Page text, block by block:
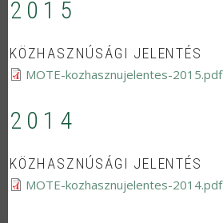
2015
KÖZHASZNÚSÁGI JELENTÉS
MOTE-kozhasznujelentes-2015.pdf
2014
KÖZHASZNÚSÁGI JELENTÉS
MOTE-kozhasznujelentes-2014.pdf